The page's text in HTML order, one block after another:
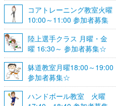
コアトレーニング教室火曜
10:00～11:00 参加者募集
陸上選手クラス 月曜・金
曜 16:30～ 参加者募集☆
躰道教室月曜18:00～19:00
参加者募集☆
ハンドボール教室 火曜